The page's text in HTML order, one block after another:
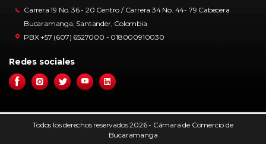
Carrera 19 No. 36 - 20 Centro / Carrera 34 No. 44- 79 Cabecera
Bucaramanga, Santander, Colombia
PBX +57 (607) 6527000 - 018000910030
Redes sociales
Todos los derechos reservados 2026 - Cámara de Comercio de
Bucaramanga